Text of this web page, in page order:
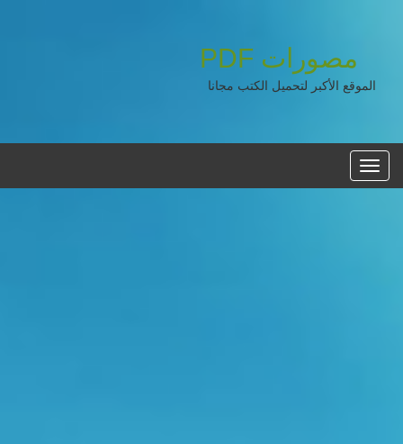
مصورات PDF
الموقع الأكبر لتحميل الكتب مجانا
القائمه
الرئيسية